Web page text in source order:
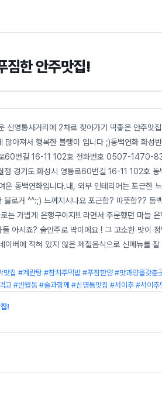
짐한 안주맛집!
신영통사거리에 2차로 찾아가기 딱좋은 안주맛
아져서 행복한 볼탱이 입니다 ;)동백연화 화성
60번길 16-11 102호 전화번호 0507-1470-
경기도 화성시 영통로60번길 16-11 102호 동
동백연화입니다.내, 외부 인테리어는 포근한
로거 ^^:;) 느껴지시나요 포근함? 따뜻함?? 동
는 가볍게 은행구이지!!! 라면서 주문했던 마늘
아시죠? 술안주로 딱이에요 ! 그 고소한 맛이
버에 적혀 있지 않은 제철음식으로 신메뉴를
집 #계란탕 #참치주먹밥 #푸짐한양 #맛과양을갖춘
#반월동 #술과함께 #신영통맛집 #서이추 #서이추
!